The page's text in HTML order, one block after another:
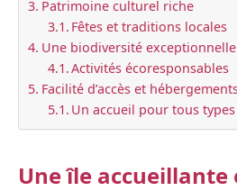
Patrimoine culturel riche
Fêtes et traditions locales
Une biodiversité exceptionnelle
Activités écoresponsables
Facilité d’accès et
Un accueil pour tous
Une île accueillante